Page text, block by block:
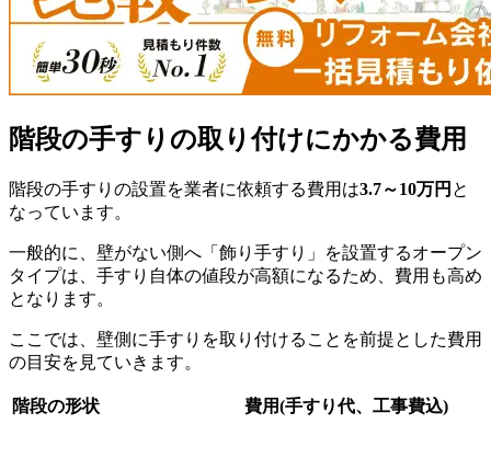
階段の手すりの取り付けにかかる費用
階段の手すりの設置を業者に依頼する費用は3.7～10万円 と
なっています。
一般的に、壁がない側へ「飾り手すり」を設置するオープン
タイプは、手すり自体の値段が高額になるため、費用も高め
となります。
ここでは、壁側に手すりを取り付けることを前提とした費用
の目安を見ていきます。
階段の形状 費用(手すり代、工事費込)